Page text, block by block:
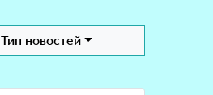
Тип новостей